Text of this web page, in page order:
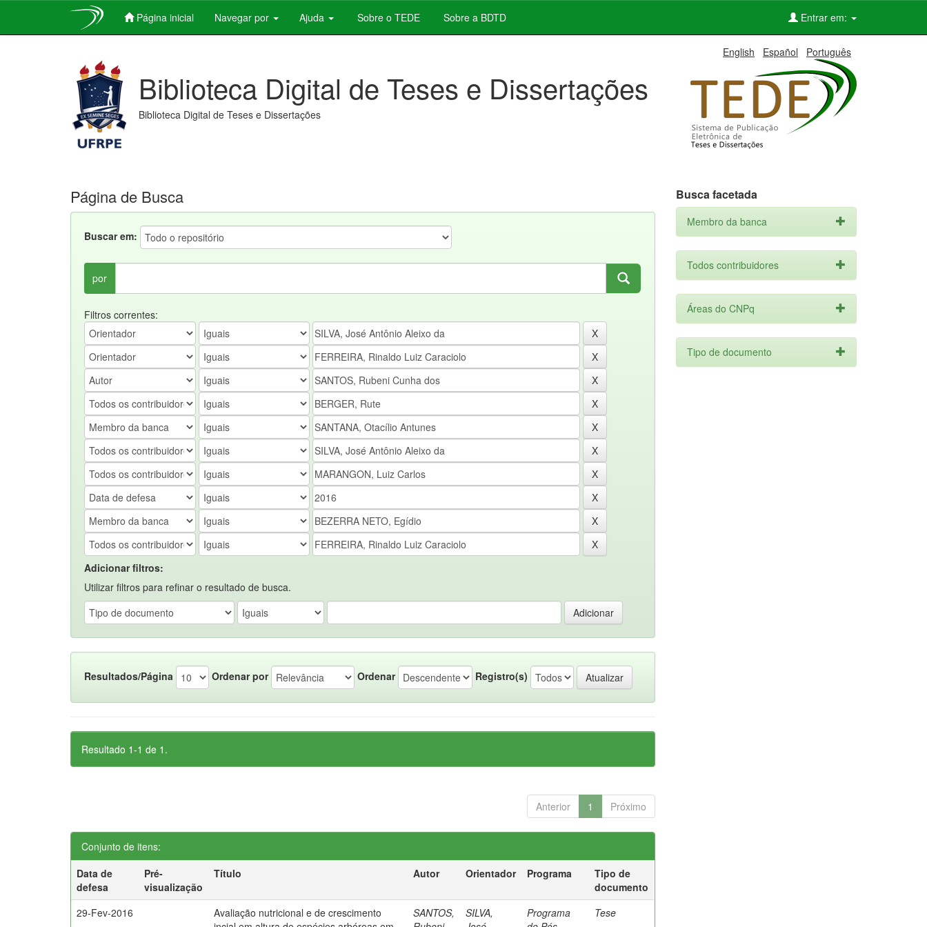
Página inicial Navegar por Ajuda Sobre o TEDE Sobre a BDTD Entrar em:
English Español Português
Biblioteca Digital de Teses e Dissertações
Biblioteca Digital de Teses e Dissertações
Página de Busca
Buscar em:
por
Filtros correntes:
Adicionar filtros:
Utilizar filtros para refinar o resultado de busca.
Resultados/Página Ordenar por Ordenar Registro(s)
Resultado 1-1 de 1.
Anterior 1 Próximo
Conjunto de itens:
Data de
defesa
Pré-
visualização
Título Autor Orientador Programa
Tipo de
documento
29-Fev-2016
Avaliação nutricional e de crescimento
SANTOS,
SILVA,
Programa
Tese
Busca facetada
Membro da banca
Todos contribuidores
Áreas do CNPq
Tipo de documento